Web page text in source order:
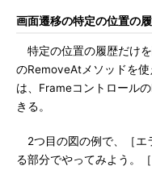
画面遷移の特定の位置の
特定の位置の履歴だけ
のRemoveAtメソッドを
は、Frameコントロール
きる。
2つ目の図の例で、［エ
る部分でやってみよう。